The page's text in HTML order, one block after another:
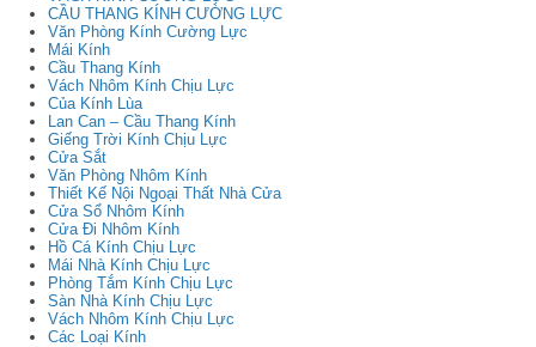
CẦU THANG KÍNH CƯỜNG LỰC
Văn Phòng Kính Cường Lực
Mái Kính
Cầu Thang Kính
Vách Nhôm Kính Chịu Lực
Của Kính Lùa
Lan Can – Cầu Thang Kính
Giếng Trời Kính Chịu Lực
Cửa Sắt
Văn Phòng Nhôm Kính
Thiết Kế Nội Ngoại Thất Nhà Cửa
Cửa Sổ Nhôm Kính
Cửa Đi Nhôm Kính
Hồ Cá Kính Chịu Lực
Mái Nhà Kính Chịu Lực
Phòng Tắm Kính Chịu Lực
Sàn Nhà Kính Chịu Lực
Vách Nhôm Kính Chịu Lực
Các Loại Kính